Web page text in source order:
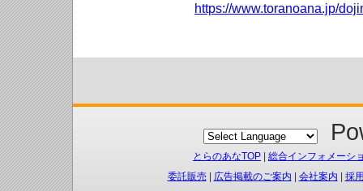
https://www.toranoana.jp/
とらのあなTOP
総合インフォメーシ
委託販売| 広告掲載のご案内 会社案内 採